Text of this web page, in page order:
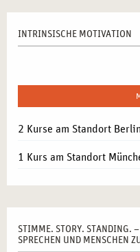
INTRINSISCHE MOTIVATION
2 Kurse am Standort Berlin
1 Kurs am Standort
STIMME. STORY. STANDING.
SPRECHEN UND MENSCHEN